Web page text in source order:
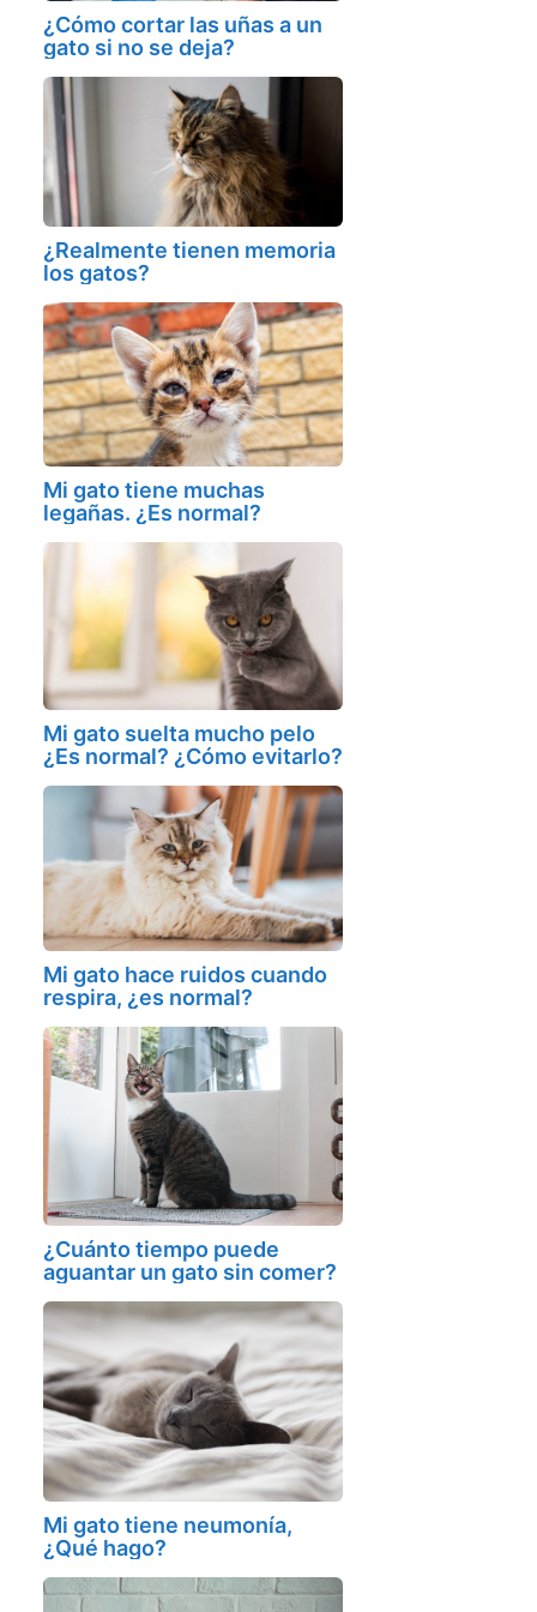
¿Cómo cortar las uñas a un
gato si no se deja?
¿Realmente tienen memoria
los gatos?
Mi gato tiene muchas
legañas. ¿Es normal?
Mi gato suelta mucho pelo
¿Es normal? ¿Cómo evitarlo?
Mi gato hace ruidos cuando
respira, ¿es normal?
¿Cuánto tiempo puede
aguantar un gato sin comer?
Mi gato tiene neumonía,
¿Qué hago?